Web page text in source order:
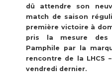
dû attendre son
match de saison
première victoire à
pris la mesure des
Pamphile par la
rencontre de la LHCS
vendredi dernier.